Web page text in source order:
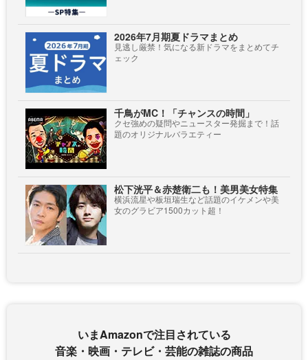
2026年7月期夏ドラマまとめ
見逃し厳禁！気になる新ドラマをまとめてチ
ェック
千鳥がMC！「チャンスの時間」
クセ強めの疑問やニュースター発掘まで！話
題のオリジナルバラエティー
松下洸平＆赤楚衛二も！美男美女特集
横浜流星や板垣瑞生など話題のイケメンや美
女のグラビア1500カット超！
いまAmazonで注目されている
音楽・映画・テレビ・芸能の雑誌の商品